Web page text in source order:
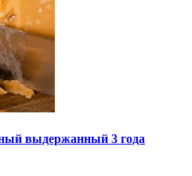
выдержанный 3 года